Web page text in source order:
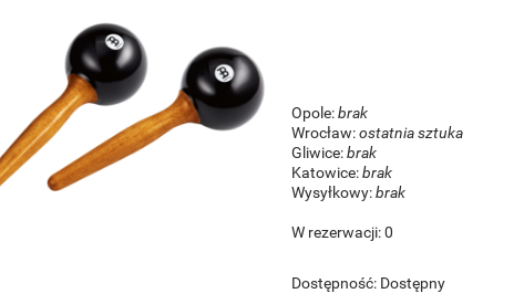
Opole:brak
Wrocław:ostatnia sztuka
Gliwice:brak
Katowice:brak
Wysyłkowy:brak
W rezerwacji: 0
Dostępność: Dostępny